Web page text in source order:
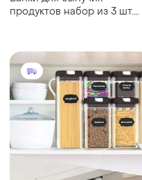
продуктов набор из 3 шт.
металлической